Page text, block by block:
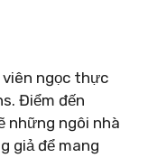
ngọc thực
Điểm đến
những ngôi nhà
giả để mang